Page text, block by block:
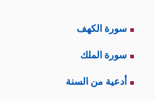
سورة الكهف
سورة الملك
أدعية من السنة